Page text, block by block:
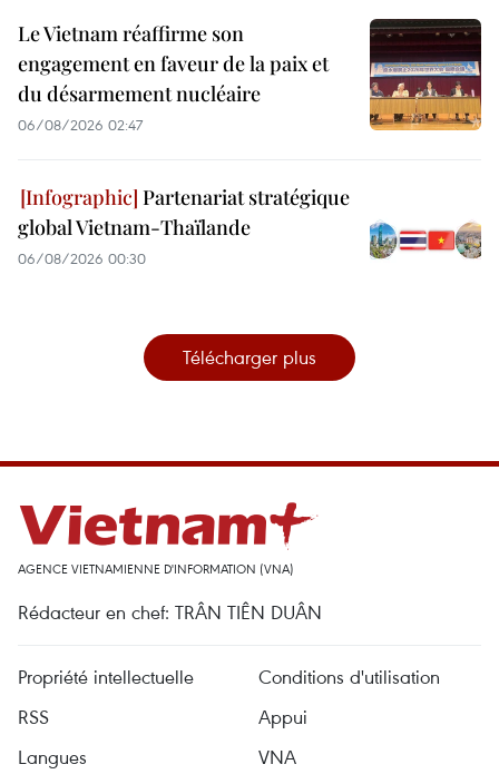
Le Vietnam réaffirme son
engagement en faveur de la paix et
du désarmement nucléaire
06/08/2026 02:47
Partenariat stratégique
global Vietnam-Thaïlande
06/08/2026 00:30
Télécharger plus
AGENCE VIETNAMIENNE D'INFORMATION (VNA)
Rédacteur en chef: TRÂN TIÊN DUÂN
Propriété intellectuelle
Conditions d'utilisation
RSS
Appui
Langues
VNA